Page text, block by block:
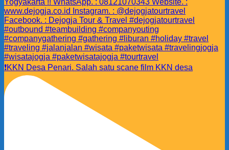
❗️KKN Desa Penari. Salah satu scane film KKN desa